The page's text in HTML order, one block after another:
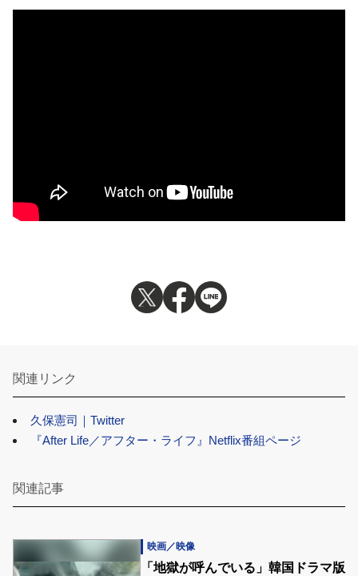
関連リンク
久保憲司｜Twitter
『After Life／アフター・ライフ』Netflix番組ページ
関連記事
映画／映像
「地獄が呼んでいる」韓国ドラマ版